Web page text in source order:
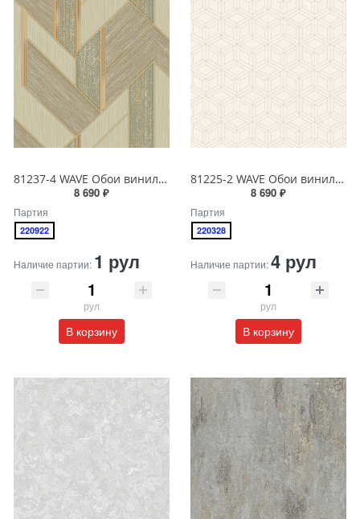
81237-4 WAVE Обои виниловые на бумажной основе 1.06*15.5
8 690 ₽
Партия
220922
Наличие партии: 1 рул
рул
В корзину
81225-2 WAVE Обои виниловые на бумажной основе 1.06*15.5
8 690 ₽
Партия
220328
Наличие партии:4 рул
рул
В корзину